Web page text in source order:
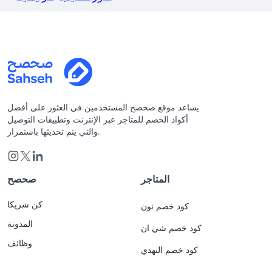
يساعد موقع صحصح المستخدمين في العثور على أفضل
أكواد الخصم للمتاجر عبر الإنترنت وتطبيقات التوصيل
والتي يتم تحديثها باستمرار.
صحصح
كن شريكا
المدونة
وظائف
المتاجر
كود خصم نون
كود خصم شي ان
كود خصم النهدي